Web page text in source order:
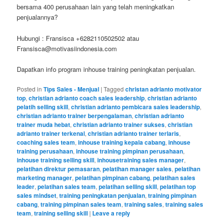
bersama 400 perusahaan lain yang telah meningkatkan
penjualannya?
Hubungi : Fransisca +6282110502502 atau
Fransisca@motivasiindonesia.com
Dapatkan info program inhouse training peningkatan penjualan.
Posted in Tips Sales - Menjual |Tagged christan adrianto motivator
top,christian adrianto coach sales leadership,christian adrianto
pelatih selling skill,christian adrianto pembicara sales leadership,
christian adrianto trainer berpengalaman,christian adrianto
trainer muda hebat,christian adrianto trainer sukses,christian
adrianto trainer terkenal,christian adrianto trainer terlaris,
coaching sales team,inhouse training kepala cabang,inhouse
training perusahaan,inhouse training pimpinan perusahaan,
inhouse training selling skill,inhousetraining sales manager,
pelatihan direktur pemasaran,pelatihan manager sales,pelatihan
marketing manager,pelatihan pimpinan cabang,pelatihan sales
leader,pelatihan sales team,pelatihan selling skill,pelatihan top
sales mindset,training peningkatan penjualan,training pimpinan
cabang,training pimpinan sales team,training sales,training sales
team,training selling skill | Leave a reply